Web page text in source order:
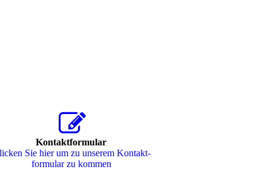
Kontaktformular
Sie hier um zu unserem Kon­takt­
for­mu­lar zu kommen